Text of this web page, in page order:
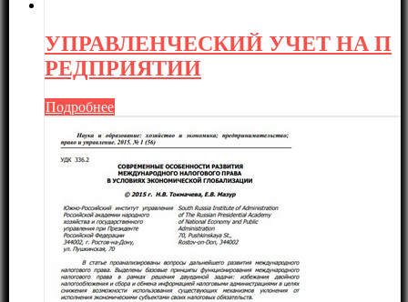
УПРАВЛЕНЧЕСКИЙ УЧЕТ НА П
РЕДПРИЯТИИ
Подробнее